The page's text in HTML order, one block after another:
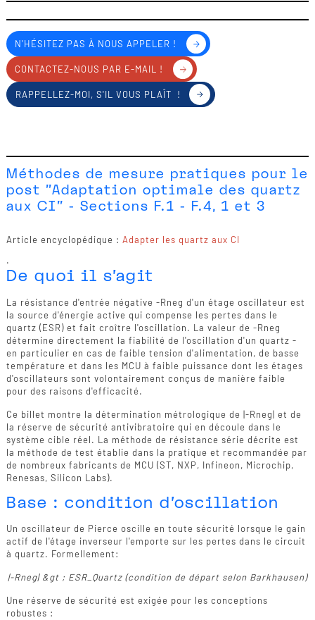
N'HÉSITEZ PAS À NOUS APPELER !
CONTACTEZ-NOUS PAR E-MAIL !
RAPPELLEZ-MOI, S'IL VOUS PLAÎT !
Méthodes de mesure pratiques pour le
post "Adaptation optimale des quartz
aux CI" - Sections F.1 - F.4, 1 et 3
Article encyclopédique : Adapter les quartz aux CI
.
De quoi il s'agit
La résistance d'entrée négative -Rneg d'un étage oscillateur est
la source d'énergie active qui compense les pertes dans le
quartz (ESR) et fait croître l'oscillation. La valeur de -Rneg
détermine directement la fiabilité de l'oscillation d'un quartz -
en particulier en cas de faible tension d'alimentation, de basse
température et dans les MCU à faible puissance dont les étages
d'oscillateurs sont volontairement conçus de manière faible
pour des raisons d'efficacité.
Ce billet montre la détermination métrologique de |-Rneg| et de
la réserve de sécurité antivibratoire qui en découle dans le
système cible réel. La méthode de résistance série décrite est
la méthode de test établie dans la pratique et recommandée par
de nombreux fabricants de MCU (ST, NXP, Infineon, Microchip,
Renesas, Silicon Labs).
Base : condition d'oscillation
Un oscillateur de Pierce oscille en toute sécurité lorsque le gain
actif de l'étage inverseur l'emporte sur les pertes dans le circuit
à quartz. Formellement:
|-Rneg| &gt ; ESR_Quartz (condition de départ selon Barkhausen)
Une réserve de sécurité est exigée pour les conceptions
robustes :